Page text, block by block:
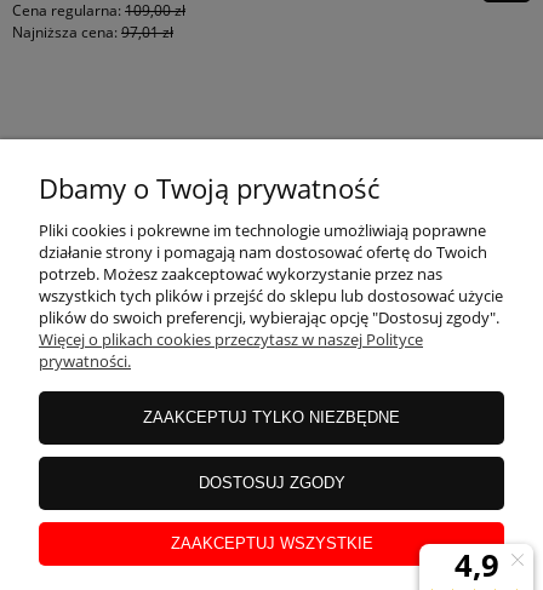
Cena regularna: 109,00 zł
Najniższa cena: 97,01 zł
MOJE KONTO
PŁATNOŚCI I DOSTAWA
INFORMACJE
INSTRUKCJE
O NAS
Dbamy o Twoją prywatność
Pliki cookies i pokrewne im technologie umożliwiają poprawne
działanie strony i pomagają nam dostosować ofertę do Twoich
potrzeb. Możesz zaakceptować wykorzystanie przez nas
wszystkich tych plików i przejść do sklepu lub dostosować użycie
plików do swoich preferencji, wybierając opcję "Dostosuj zgody".
Więcej o plikach cookies przeczytasz w naszej Polityce
prywatności.
ZAAKCEPTUJ TYLKO NIEZBĘDNE
DOSTOSUJ ZGODY
ZAAKCEPTUJ WSZYSTKIE